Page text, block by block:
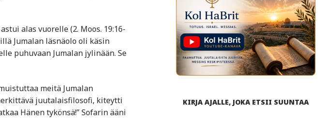
alas vuorelle (2. Moos. 19:16-
Jumalan läsnäolo oli käsin
puhuvaan Jumalan jylinään. Se
meitä Jumalan
juutalaisfilosofi, kiteytti
Hänen tykönsä!” Sofarin ääni
KIRJA AJALLE, JOKA ETSII SUUNTAA